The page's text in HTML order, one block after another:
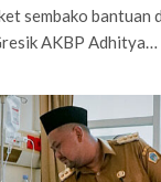
sembako bantuan
AKBP Adhitya…